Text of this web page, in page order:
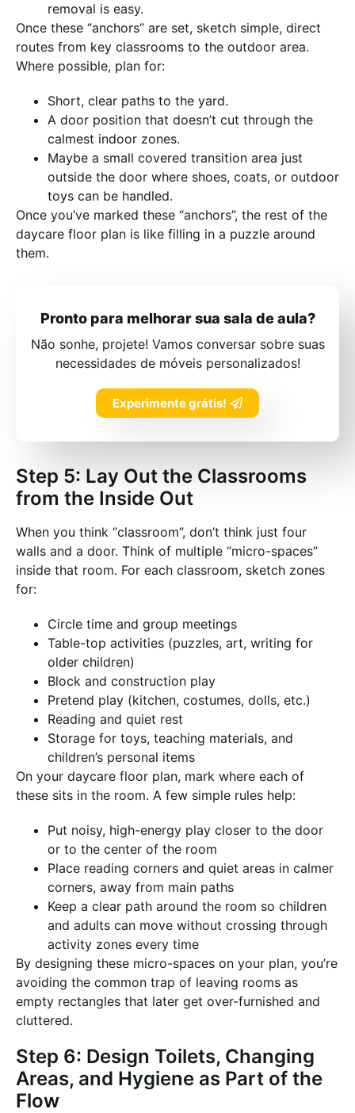
removal is easy.
Once these “anchors” are set, sketch simple, direct
routes from key classrooms to the outdoor area.
Where possible, plan for:
Short, clear paths to the yard.
A door position that doesn’t cut through the
calmest indoor zones.
Maybe a small covered transition area just
outside the door where shoes, coats, or outdoor
toys can be handled.
Once you’ve marked these “anchors”, the rest of the
daycare floor plan is like filling in a puzzle around
them.
Pronto para melhorar sua sala de aula?
Não sonhe, projete! Vamos conversar sobre suas
necessidades de móveis personalizados!
Experimente grátis!
Step 5: Lay Out the Classrooms
from the Inside Out
When you think “classroom”, don’t think just four
walls and a door. Think of multiple “micro-spaces”
inside that room. For each classroom, sketch zones
for:
Circle time and group meetings
Table-top activities (puzzles, art, writing for
older children)
Block and construction play
Pretend play (kitchen, costumes, dolls, etc.)
Reading and quiet rest
Storage for toys, teaching materials, and
children’s personal items
On your daycare floor plan, mark where each of
these sits in the room. A few simple rules help:
Put noisy, high-energy play closer to the door
or to the center of the room
Place reading corners and quiet areas in calmer
corners, away from main paths
Keep a clear path around the room so children
and adults can move without crossing through
activity zones every time
By designing these micro-spaces on your plan, you’re
avoiding the common trap of leaving rooms as
empty rectangles that later get over-furnished and
cluttered.
Step 6: Design Toilets, Changing
Areas, and Hygiene as Part of the
Flow